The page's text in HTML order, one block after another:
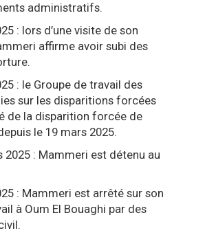
administratifs.
: lors d’une visite de son
affirme avoir subi des
: le Groupe de travail des
sur les disparitions forcées
de la disparition forcée de
le 19 mars 2025.
2025 : Mammeri est détenu au
: Mammeri est arrêté sur son
à Oum El Bouaghi par des